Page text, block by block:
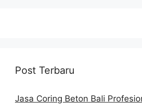
Post Terbaru
Jasa Coring Beton Bali